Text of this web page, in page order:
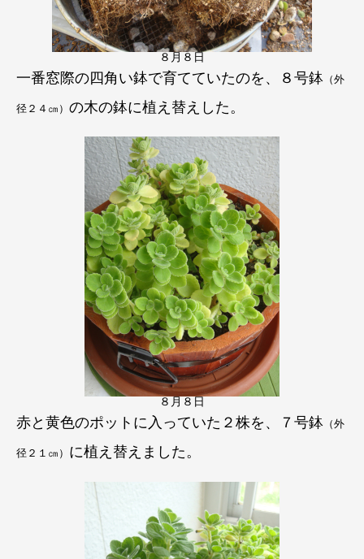
８月８日
一番窓際の四角い鉢で育てていたのを、８号鉢 （外
径２４㎝） の木の鉢に植え替えした。
８月８日
赤と黄色のポット に入っていた２株を、 ７号鉢 （外
径２１㎝） に植え替えました。